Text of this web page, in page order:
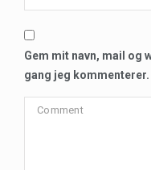
Gem mit navn, mail og
gang jeg kommenterer.